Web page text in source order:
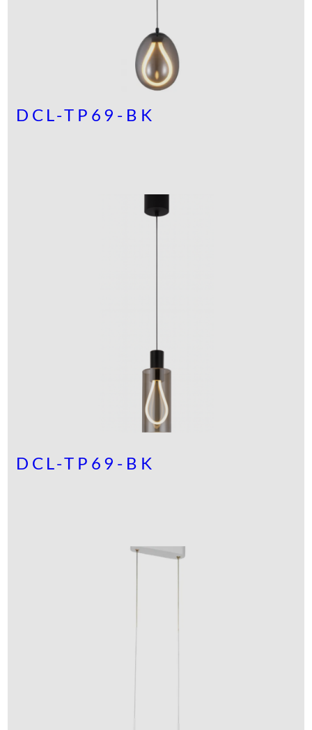
DCL-TP69-BK
DCL-TP69-BK